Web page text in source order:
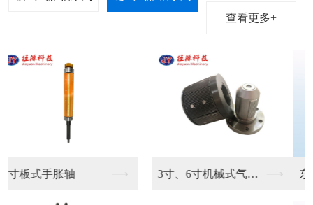
查看更多+
键条气胀轴供应